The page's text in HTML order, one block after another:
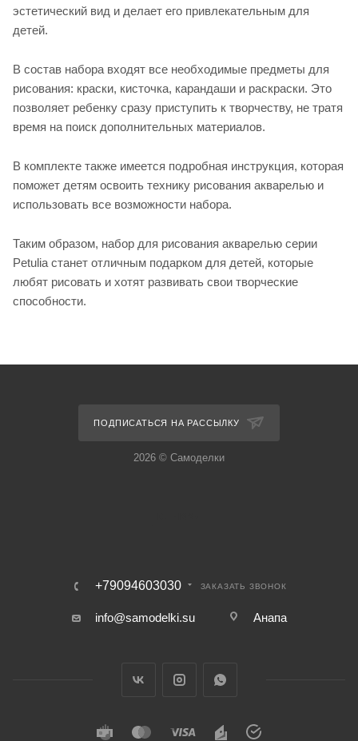
эстетический вид и делает его привлекательным для
детей.
В состав набора входят все необходимые предметы для
рисования: краски, кисточка, карандаши и раскраски. Это
позволяет ребенку сразу приступить к творчеству, не тратя
время на поиск дополнительных материалов.
В комплекте также имеется подробная инструкция, которая
поможет детям освоить технику рисования акварелью и
использовать все возможности набора.
Таким образом, набор для рисования акварелью серии
Petulia станет отличным подарком для детей, которые
любят рисовать и хотят развивать свои творческие
способности.
ПОДПИСАТЬСЯ НА РАССЫЛКУ
2026 © Самоделки
+79094603030 ЗАКАЗАТЬ ЗВОНОК
info@samodelki.su Анапа